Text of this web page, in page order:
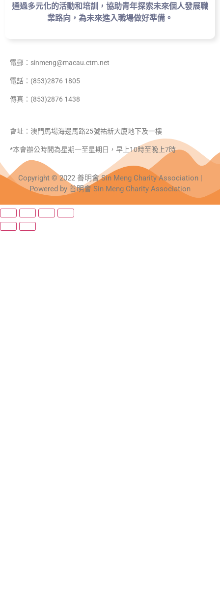
通過多元化的活動和培訓，協助青年探索未來個人發展職
業路向，為未來進入職場做好準備。
電郵：sinmeng@macau.ctm.net
電話：(853)2876 1805
傳真：(853)2876 1438
會址：澳門馬場海邊馬路25號祐新大廈地下及一樓
*本會辦公時間為星期一至星期日，早上10時至晚上7時
Copyright © 2022 善明會 Sin Meng Charity Association |
Powered by 善明會 Sin Meng Charity Association